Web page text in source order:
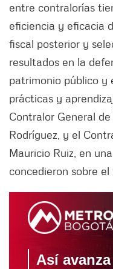
entre contralorías
eficiencia y eficacia
fiscal posterior y
resultados en la
patrimonio público y
prácticas y
Contralor General
Rodríguez, y el
Mauricio Ruiz, en
concedieron sobre el